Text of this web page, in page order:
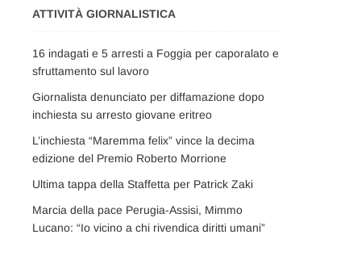
ATTIVITÀ GIORNALISTICA
16 indagati e 5 arresti a Foggia per caporalato e
sfruttamento sul lavoro
Giornalista denunciato per diffamazione dopo
inchiesta su arresto giovane eritreo
L’inchiesta “Maremma felix” vince la decima
edizione del Premio Roberto Morrione
Ultima tappa della Staffetta per Patrick Zaki
Marcia della pace Perugia-Assisi, Mimmo
Lucano: “Io vicino a chi rivendica diritti umani”